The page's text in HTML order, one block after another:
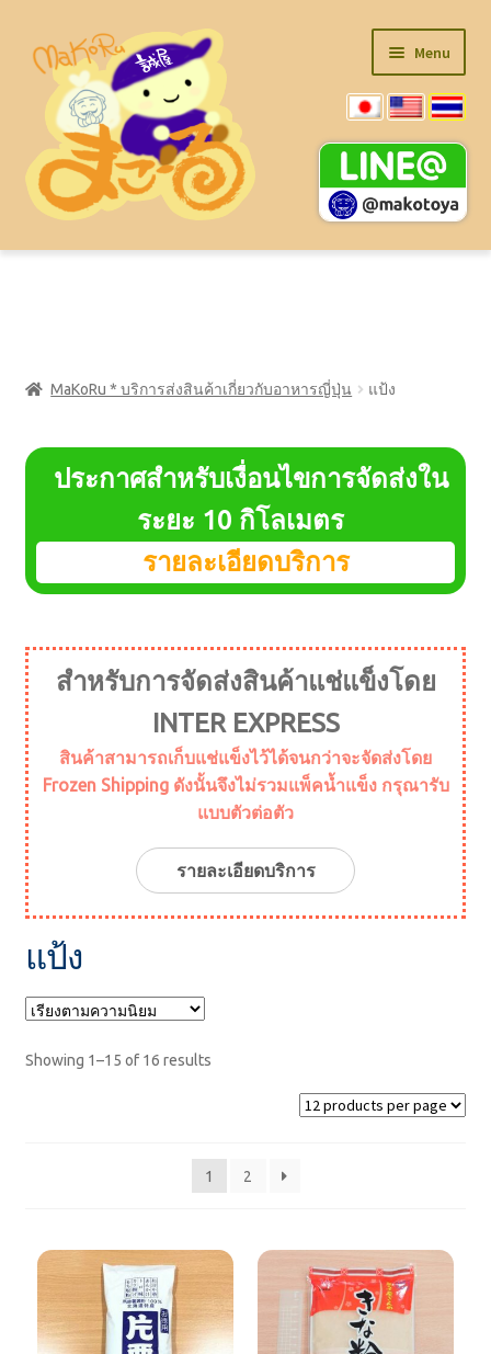
Skip
to
navigation
Skip
to
content
Menu
★สินค้าจำนวนมาก★
menu
Expand
child
อาหารทะเล
child
อาหารประจำวัน
child
child
menu
เครื่องปรุงรส
Expand
เนื้อ
Expand
child
menu
Expand
แป้ง
สินค้าของ SARAYA
☆โปรโมชั่น
☆ถูก! ไม่เกิน100฿
MaKoRu * บริการส่งสินค้าเกี่ยวกับอาหารญี่ปุ่น แป้ง
ประกาศสำหรับเงื่อนไขการจัดส่งใน
ระยะ 10 กิโลเมตร
รายละเอียดบริการ
สำหรับการจัดส่งสินค้าแช่แข็งโดย
INTER EXPRESS
สินค้าสามารถเก็บแช่แข็งไว้ได้จนกว่าจะจัดส่งโดย
Frozen Shipping ดังนั้นจึงไม่รวมแพ็คน้ำแข็ง กรุณารับ
แบบตัวต่อตัว
รายละเอียดบริการ
แป้ง
Showing 1–15 of 16 results
1 2